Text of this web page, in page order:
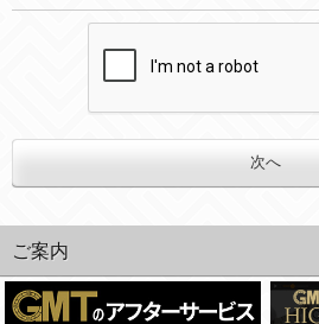
３．個人情報の第三者提供と委託
(2)法令等により開示を求められた場合。
ご案内